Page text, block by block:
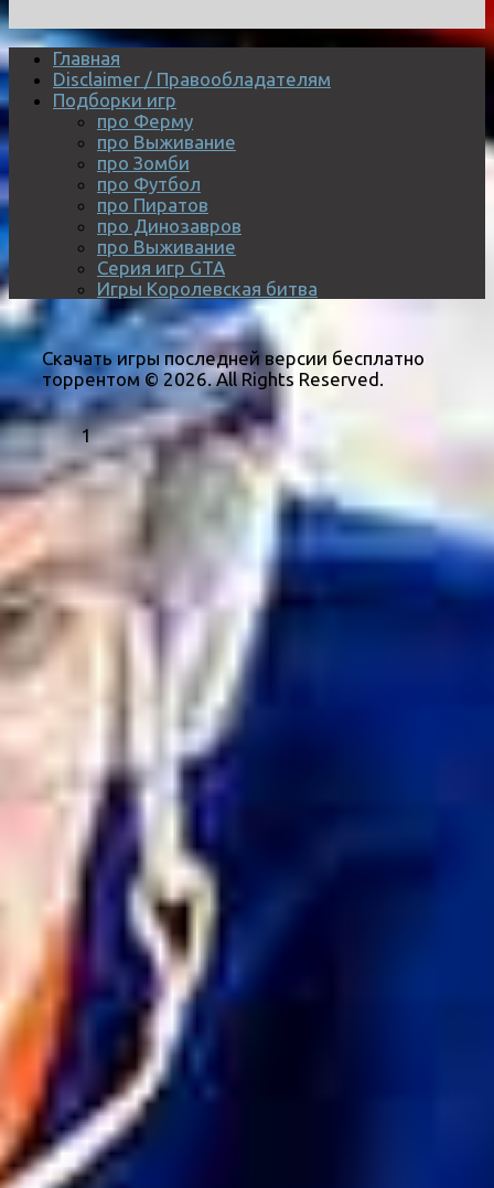
Главная
Disclaimer / Правообладателям
Подборки игр
про Ферму
про Выживание
про Зомби
про Футбол
про Пиратов
про Динозавров
про Выживание
Серия игр GTA
Игры Королевская битва
Скачать игры последней версии бесплатно
торрентом © 2026. All Rights Reserved.
1